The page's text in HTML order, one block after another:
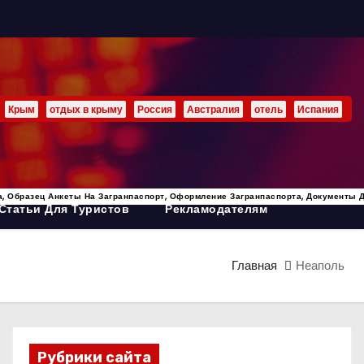
Крым отдых в крыму Россия Австралия отель Испания
Образец Анкеты На Загранпаспорт, Оформление Загранпаспорта,
Для Туристов Рекламодателям
Главная Неаполь
Рубрики сайта